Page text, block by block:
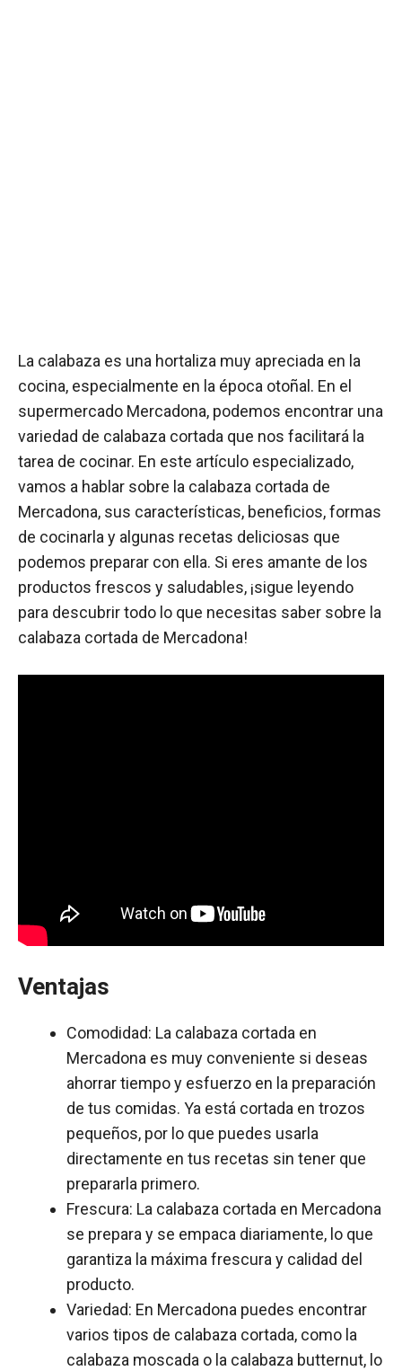
La calabaza es una hortaliza muy apreciada en la
cocina, especialmente en la época otoñal. En el
supermercado Mercadona, podemos encontrar una
variedad de calabaza cortada que nos facilitará la
tarea de cocinar. En este artículo especializado,
vamos a hablar sobre la calabaza cortada de
Mercadona, sus características, beneficios, formas
de cocinarla y algunas recetas deliciosas que
podemos preparar con ella. Si eres amante de los
productos frescos y saludables, ¡sigue leyendo
para descubrir todo lo que necesitas saber sobre la
calabaza cortada de Mercadona!
Ventajas
Comodidad: La calabaza cortada en
Mercadona es muy conveniente si deseas
ahorrar tiempo y esfuerzo en la preparación
de tus comidas. Ya está cortada en trozos
pequeños, por lo que puedes usarla
directamente en tus recetas sin tener que
prepararla primero.
Frescura: La calabaza cortada en Mercadona
se prepara y se empaca diariamente, lo que
garantiza la máxima frescura y calidad del
producto.
Variedad: En Mercadona puedes encontrar
varios tipos de calabaza cortada, como la
calabaza moscada o la calabaza butternut, lo